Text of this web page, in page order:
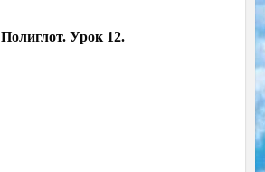
Полиглот. Урок 12.